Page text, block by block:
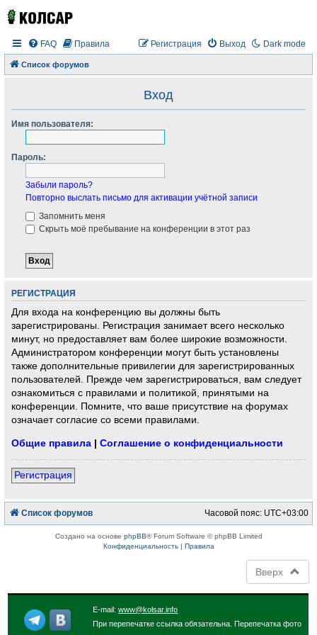
Dark mode
FAQ Правила Выход
Регистрация
Список форумов
Вход
Имя пользователя:
Пароль:
Забыли пароль?
Повторно выслать письмо для активации учётной записи
Запомнить меня
Скрыть моё пребывание на конференции в этот раз
РЕГИСТРАЦИЯ
Для входа на конференцию вы должны быть
зарегистрированы. Регистрация занимает всего несколько
минут, но предоставляет вам более широкие возможности.
Администратором конференции могут быть установлены
также дополнительные привилегии для зарегистрированных
пользователей. Прежде чем зарегистрироваться, вам следует
ознакомиться с правилами и политикой, принятыми на
конференции. Помните, что ваше присутствие на форумах
означает согласие со всеми правилами.
Общие правила |Соглашение о конфиденциальности
Регистрация
Список форумов Часовой пояс: UTC+03:00
Создано на основе phpBB® Forum Software © phpBB Limited
Конфиденциальность| Правила
Вверх
E-mail:www@kolsar.info
При перепечатке ссылка обязательна. Перепечатка фото